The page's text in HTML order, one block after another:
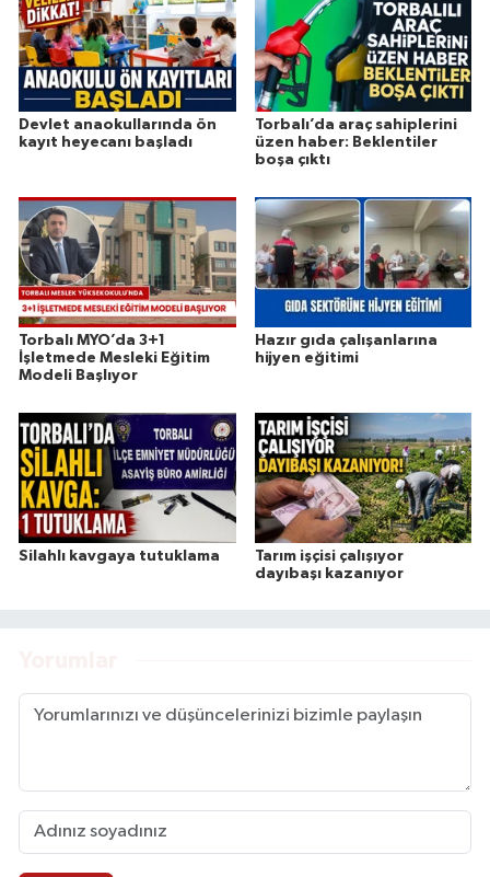
Devlet anaokullarında ön
kayıt heyecanı başladı
Torbalı’da araç sahiplerini
üzen haber: Beklentiler
boşa çıktı
Torbalı MYO’da 3+1
İşletmede Mesleki Eğitim
Modeli Başlıyor
Hazır gıda çalışanlarına
hijyen eğitimi
Silahlı kavgaya tutuklama
Tarım işçisi çalışıyor
dayıbaşı kazanıyor